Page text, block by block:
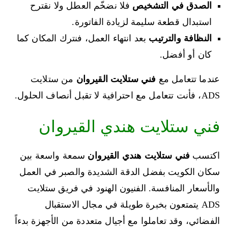
الصدق في التشخيص فلا نضخّم العطل ولا نقترح
استبدال قطعة سليمة لزيادة الفاتورة.
النظافة والترتيب بعد انتهاء العمل، فنترك المكان كما
كان أو أفضل.
عندما تتعامل مع فني ستلايت القيروان من ستلايت
ADS، فأنت تتعامل مع احترافية لا تقبل أنصاف الحلول.
فني ستلايت هندي القيروان
اكتسب فني ستلايت هندي القيروان سمعة واسعة بين
سكان الكويت بفضل الدقة الشديدة والصبر في العمل
والأسعار المنافسة. الفنيون الهنود في فريق ستلايت
ADS يتمتعون بخبرة طويلة في مجال الاستقبال
الفضائي، وقد تعاملوا مع أجيال متعددة من الأجهزة بدءاً